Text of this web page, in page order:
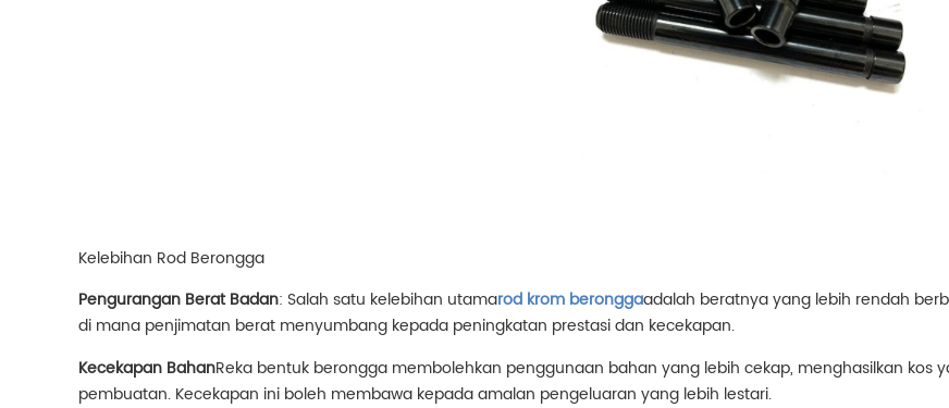
Kelebihan Rod Berongga
Pengurangan Berat Badan: Salah satu kelebihan utamarod krom beronggaadalah beratnya yang lebih rendah
di mana penjimatan berat menyumbang kepada peningkatan prestasi dan kecekapan.
Kecekapan BahanReka bentuk berongga membolehkan penggunaan bahan yang lebih cekap, menghasilkan kos
pembuatan. Kecekapan ini boleh membawa kepada amalan pengeluaran yang lebih lestari.